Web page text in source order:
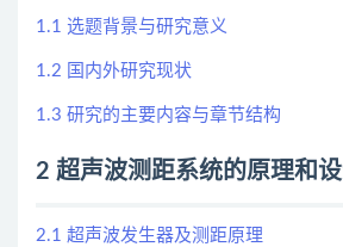
1.1 选题背景与研究意义
1.2 国内外研究现状
1.3 研究的主要内容与章节结构
2 超声波测距系统的原理和
2.1 超声波发生器及测距原理